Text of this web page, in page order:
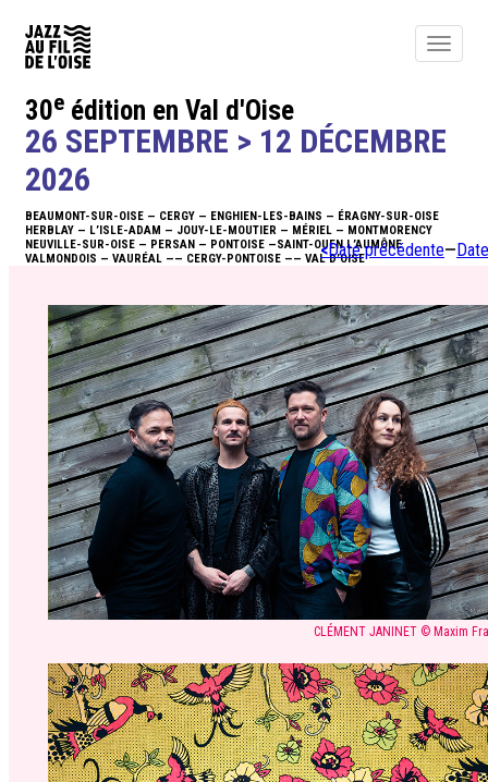
Toggle
ACTUALITÉS
ÉDITO
PROGRAMME
NEWSLETTER
INFOS
ACTIONS
30e édition en Val d'Oise
26 SEPTEMBRE > 12 DÉCEMBRE
2026
BEAUMONT-SUR-OISE — CERGY — ENGHIEN-LES-BAINS — ÉRAGNY-SUR-OISE
HERBLAY — L’ISLE-ADAM — JOUY-LE-MOUTIER — MÉRIEL — MONTMORENCY
NEUVILLE-SUR-OISE — PERSAN — PONTOISE —SAINT-OUEN L’AUMÔNE
VALMONDOIS — VAURÉAL —— CERGY-PONTOISE —— VAL D’OISE
<Date précédente—
CLÉMENT JANINET © Maxim